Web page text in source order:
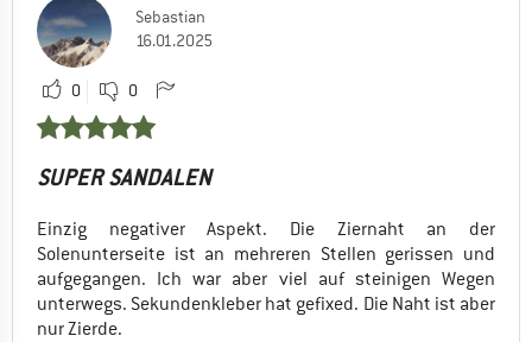
Sebastian
16.01.2025
0 0
SUPER SANDALEN
Einzig negativer Aspekt. Die Ziernaht an der
Solenunterseite ist an mehreren Stellen gerissen und
aufgegangen. Ich war aber viel auf steinigen Wegen
unterwegs. Sekundenkleber hat gefixed. Die Naht ist aber
nur Zierde.